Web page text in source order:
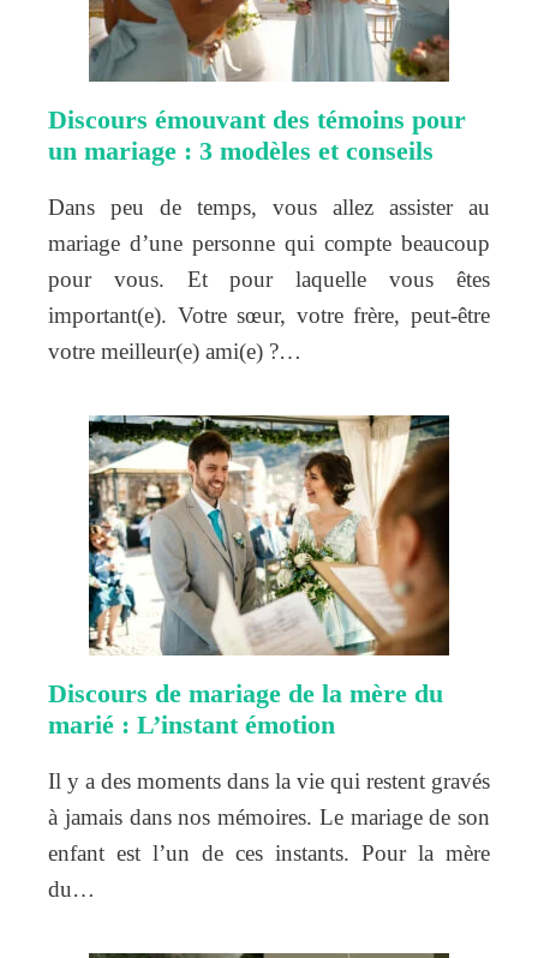
Discours émouvant des témoins pour
un mariage : 3 modèles et conseils
Dans peu de temps, vous allez assister au
mariage d’une personne qui compte beaucoup
pour vous. Et pour laquelle vous êtes
important(e). Votre sœur, votre frère, peut-être
votre meilleur(e) ami(e) ?…
Discours de mariage de la mère du
marié : L’instant émotion
Il y a des moments dans la vie qui restent gravés
à jamais dans nos mémoires. Le mariage de son
enfant est l’un de ces instants. Pour la mère
du…